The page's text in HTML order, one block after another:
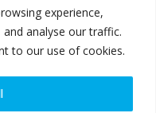
experience,
analyse our traffic.
to our use of cookies.
1号楼3层3F
策